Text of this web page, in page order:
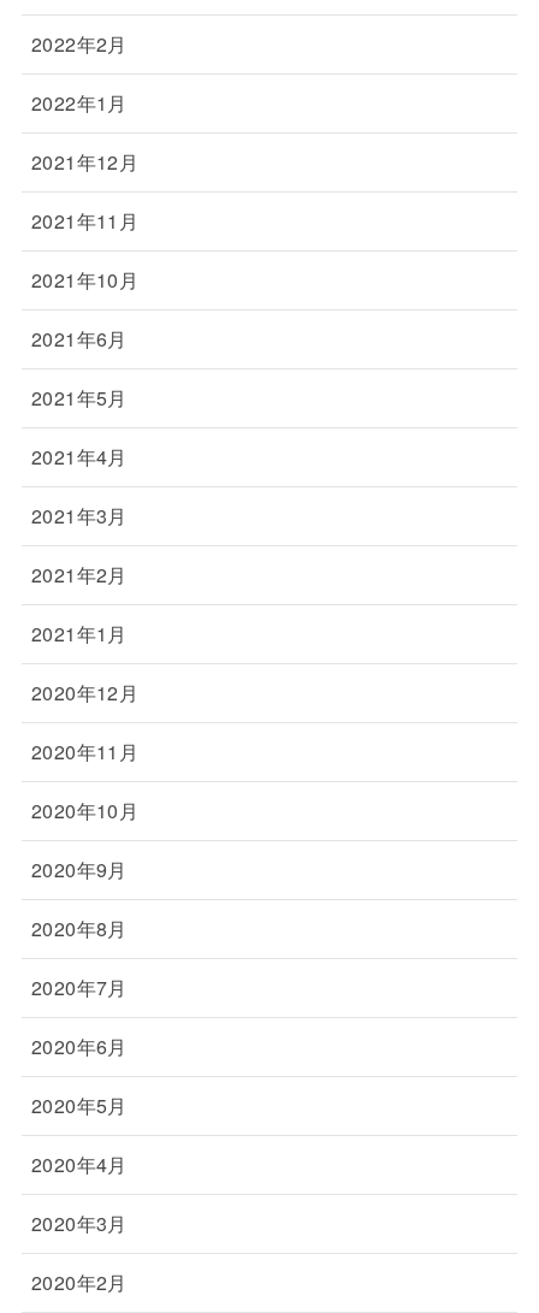
2022年2月
2022年1月
2021年12月
2021年11月
2021年10月
2021年6月
2021年5月
2021年4月
2021年3月
2021年2月
2021年1月
2020年12月
2020年11月
2020年10月
2020年9月
2020年8月
2020年7月
2020年6月
2020年5月
2020年4月
2020年3月
2020年2月